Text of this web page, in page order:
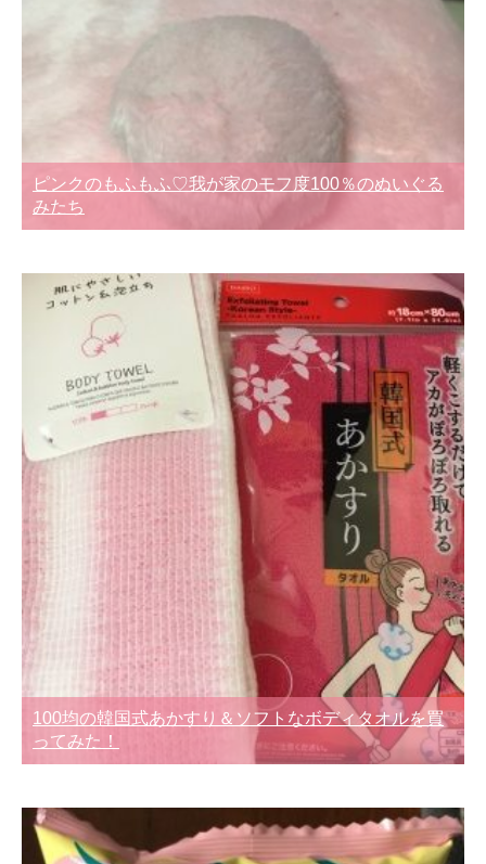
ピンクのもふもふ♡我が家のモフ度100％のぬいぐる
みたち
100均の韓国式あかすり＆ソフトなボディタオルを買
ってみた！